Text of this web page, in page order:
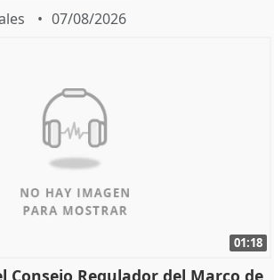
07/08/2026
01:18
Consejo Regulador del Marco de